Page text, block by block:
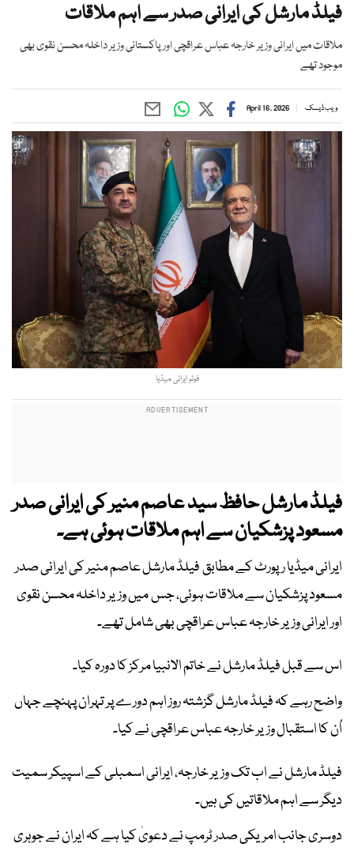
فیلڈ مارشل کی ایرانی صدر سے اہم ملاقات
ملاقات میں ایرانی وزیر خارجہ عباس عراقچی اور پاکستانی وزیر داخلہ محسن نقوی بھی
موجود تھے
ویب ڈیسک April 16, 2026
فوٹو ایرانی میڈیا
فیلڈ مارشل حافظ سید عاصم منیر کی ایرانی صدر
مسعود پزشکیان سے اہم ملاقات ہوئی ہے۔
ایرانی میڈیا رپورٹ کے مطابق فیلڈ مارشل عاصم منیر کی ایرانی صدر
مسعود پزشکیان سے ملاقات ہوئی، جس میں وزیر داخلہ محسن نقوی
اور ایرانی وزیر خارجہ عباس عراقچی بھی شامل تھے۔
اس سے قبل فیلڈ مارشل نے خاتم الانبیا مرکز کا دورہ کیا۔
واضح رہے کہ فیلڈ مارشل گزشتہ روز اہم دورے پر تہران پہنچے جہاں
اُن کا استقبال وزیر خارجہ عباس عراقچی نے کیا۔
فیلڈ مارشل نے اب تک وزیر خارجہ، ایرانی اسمبلی کے اسپیکر سمیت
دیگر سے اہم ملاقاتیں کی ہیں۔
دوسری جانب امریکی صدر ٹرمپ نے دعویٰ کیا ہے کہ ایران نے جوہری